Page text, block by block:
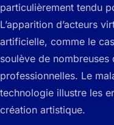
particulièrement tendu
L’apparition d’acteurs
artificielle, comme le
soulève de nombreuses
professionnelles. Le
technologie illustre les
création artistique.